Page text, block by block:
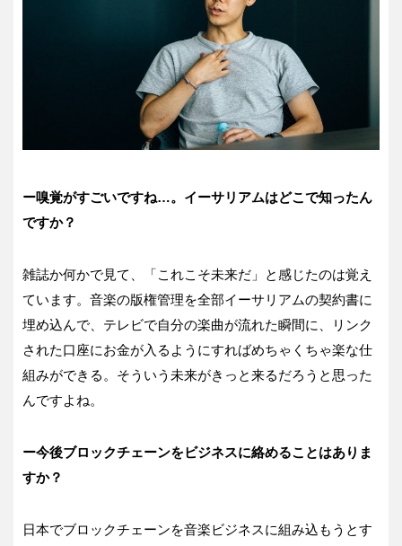
ー嗅覚がすごいですね…。イーサリアムはどこで知ったん
ですか？
雑誌か何かで見て、「これこそ未来だ」と感じたのは覚え
ています。音楽の版権管理を全部イーサリアムの契約書に
埋め込んで、テレビで自分の楽曲が流れた瞬間に、リンク
された口座にお金が入るようにすればめちゃくちゃ楽な仕
組みができる。そういう未来がきっと来るだろうと思った
んですよね。
ー今後ブロックチェーンをビジネスに絡めることはありま
すか？
日本でブロックチェーンを音楽ビジネスに組み込もうとす